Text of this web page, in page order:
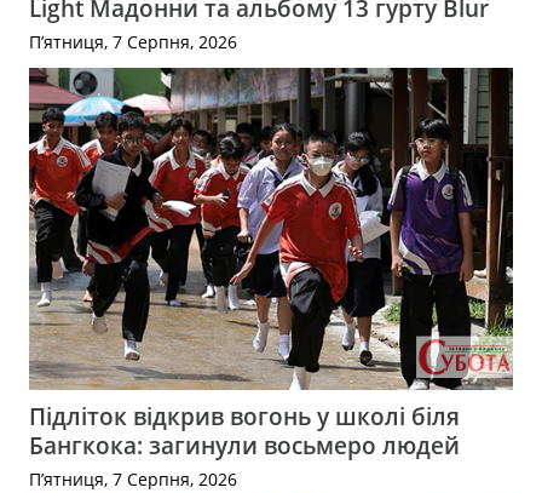
Light Мадонни та альбому 13 гурту Blur
П’ятниця, 7 Серпня, 2026
Підліток відкрив вогонь у школі біля
Бангкока: загинули восьмеро людей
П’ятниця, 7 Серпня, 2026